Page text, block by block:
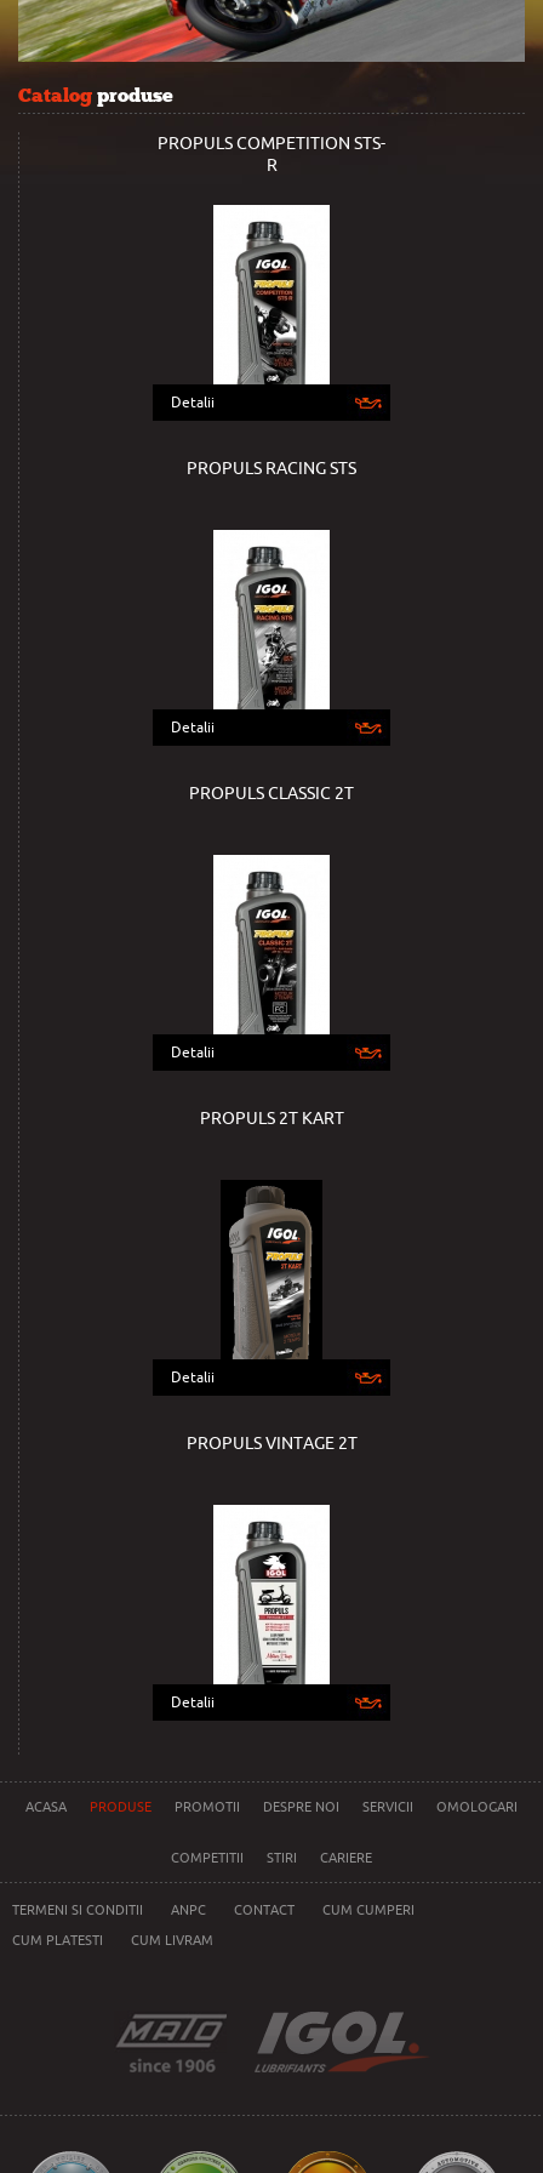
Catalog produse
PROPULS COMPETITION STS-
R
Detalii
PROPULS RACING STS
Detalii
PROPULS CLASSIC 2T
Detalii
PROPULS 2T KART
Detalii
PROPULS VINTAGE 2T
Detalii
ACASA PRODUSE PROMOTII DESPRE NOI SERVICII OMOLOGARI
COMPETITII STIRI CARIERE
TERMENI SI CONDITII ANPC CONTACT CUM CUMPERI
CUM PLATESTI CUM LIVRAM